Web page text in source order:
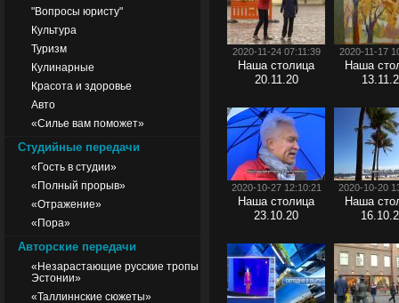
"Вопросы юристу"
Культура
Туризм
Кулинарные
Красота и здоровье
Авто
«Силье вам поможет»
Студийные передачи
«Гость в студии»
«Полный прорыв»
«Отражение»
«Пора»
Авторские передачи
«Незарастающие русские тропы
Эстонии»
«Таллиннские сюжеты»
2020-11-24 07:11:39
Наша столица
20.11.20
2020-11-17
Наша
2020-10-27 12:10:21
Наша столица
23.10.20
2020-10-20
Наша